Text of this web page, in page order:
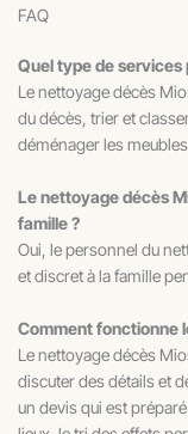
FAQ
Quel type de services
Le nettoyage décès
du décès, trier et
déménager les
Le nettoyage décès
famille ?
Oui, le personnel du
et discret à la famille
Comment fonctionne
Le nettoyage décès
discuter des détails et
un devis qui est